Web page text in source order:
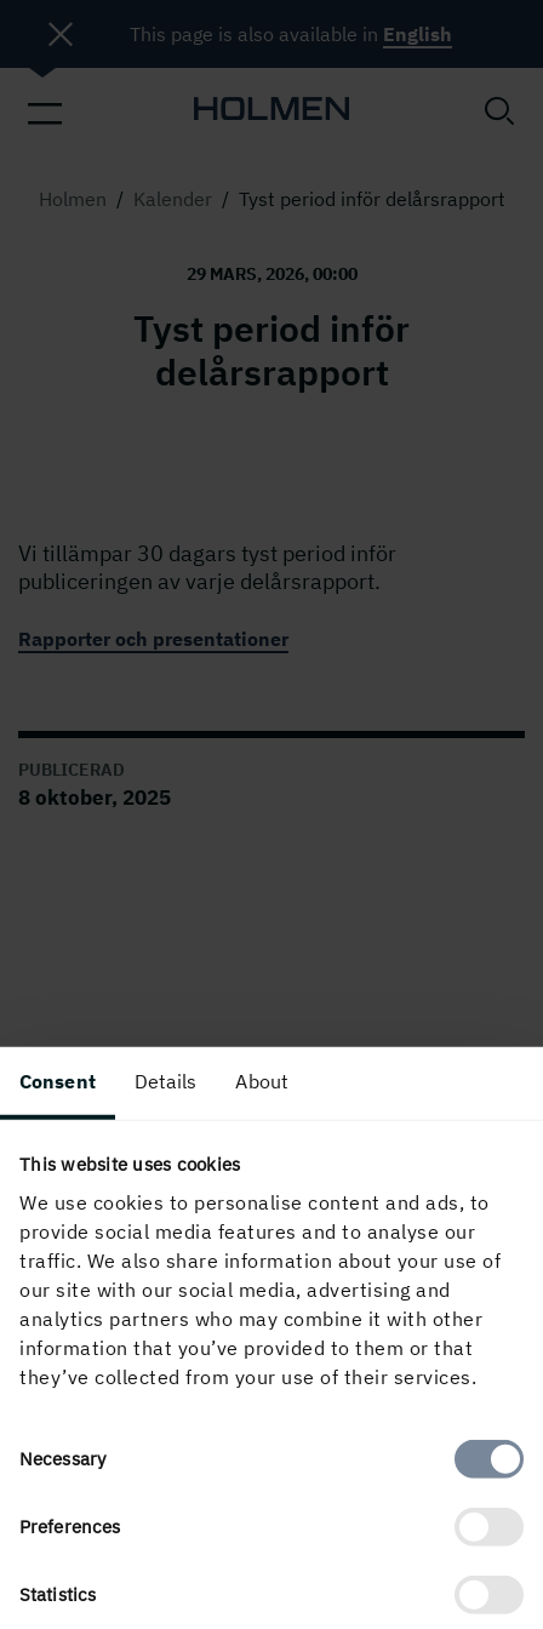
Consent Details About
This website uses cookies
We use cookies to personalise content and ads, to
provide social media features and to analyse our
traffic. We also share information about your use of
our site with our social media, advertising and
analytics partners who may combine it with other
information that you’ve provided to them or that
they’ve collected from your use of their services.
Consent
Necessary
Preferences
Statistics
Holmen / Kalender / Tyst period inför delårsrapport
29 MARS, 2026, 00:00
Tyst period inför
delårsrapport
Vi tillämpar 30 dagars tyst period inför
publiceringen av varje delårsrapport.
Rapporter och presentationer
PUBLICERAD
8 oktober, 2025
This page is also available in English